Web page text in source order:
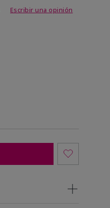
Escribir una opinión